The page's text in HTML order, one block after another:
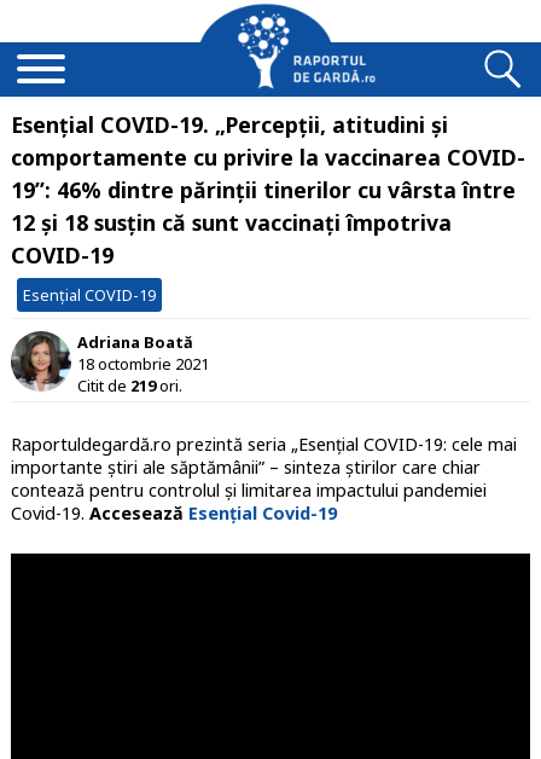
Esențial COVID-19. „Percepții, atitudini și
comportamente cu privire la vaccinarea COVID-
19”: 46% dintre părinții tinerilor cu vârsta între
12 și 18 susțin că sunt vaccinați împotriva
COVID-19
Esențial COVID-19
Adriana Boată
18 octombrie 2021
Citit de 219ori.
Raportuldegardă.ro prezintă seria „Esențial COVID-19: cele mai
importante știri ale săptămânii” – sinteza știrilor care chiar
contează pentru controlul și limitarea impactului pandemiei
Covid-19. Accesează Esențial Covid-19